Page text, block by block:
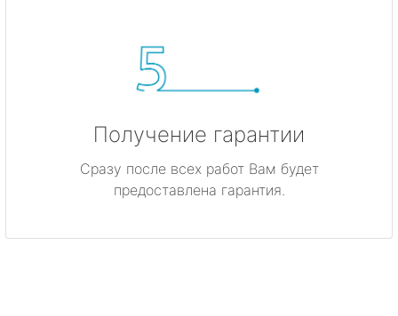
Получение гарантии
Сразу после всех работ Вам будет
предоставлена гарантия.